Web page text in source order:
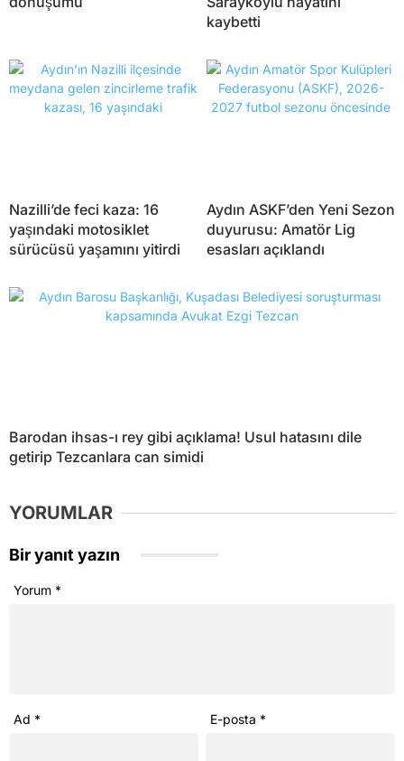
kaybetti
Nazilli’de feci kaza: 16
yaşındaki motosiklet
sürücüsü yaşamını yitirdi
Aydın ASKF’den Yeni Sezon
duyurusu: Amatör Lig
esasları açıklandı
Barodan ihsas-ı rey gibi açıklama! Usul hatasını dile
getirip Tezcanlara can simidi
YORUMLAR
Bir yanıt yazın
Yorum *
Ad * E-posta *